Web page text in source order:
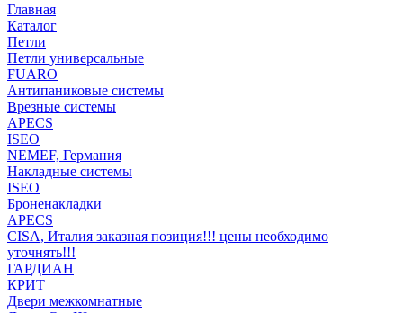
Главная
Каталог
Петли
Петли универсальные
FUARO
Антипаниковые системы
Врезные системы
APECS
ISEO
NEMEF, Германия
Накладные системы
ISEO
Броненакладки
APECS
CISA, Италия заказная позиция!!! цены необходимо
уточнять!!!
ГАРДИАН
КРИТ
Двери межкомнатные